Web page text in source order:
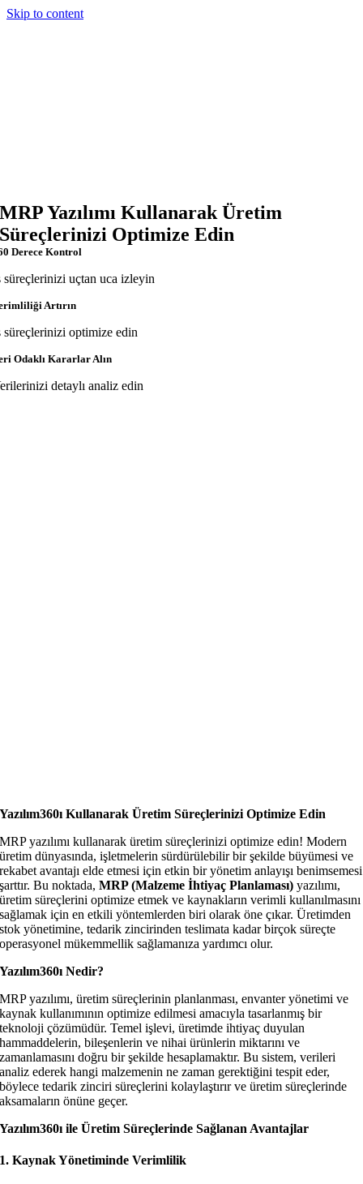
Skip to content
MRP Yazılımı Kullanarak Üretim
Süreçlerinizi Optimize Edin
Derece Kontrol
süreçlerinizi uçtan uca izleyin
Artırın
süreçlerinizi optimize edin
Odaklı Kararlar Alın
detaylı analiz edin
Yazılım360ı Kullanarak Üretim Süreçlerinizi Optimize Edin
MRP yazılımı kullanarak üretim süreçlerinizi optimize edin! Modern
üretim dünyasında, işletmelerin sürdürülebilir bir şekilde büyümesi ve
rekabet avantajı elde etmesi için etkin bir yönetim anlayışı benimsemesi
şarttır. Bu noktada,MRP (Malzeme İhtiyaç Planlaması) yazılımı,
üretim süreçlerini optimize etmek ve kaynakların verimli kullanılmasını
sağlamak için en etkili yöntemlerden biri olarak öne çıkar. Üretimden
stok yönetimine, tedarik zincirinden teslimata kadar birçok süreçte
operasyonel mükemmellik sağlamanıza yardımcı olur.
Yazılım360ı Nedir?
MRP yazılımı, üretim süreçlerinin planlanması, envanter yönetimi ve
kaynak kullanımının optimize edilmesi amacıyla tasarlanmış bir
teknoloji çözümüdür. Temel işlevi, üretimde ihtiyaç duyulan
hammaddelerin, bileşenlerin ve nihai ürünlerin miktarını ve
zamanlamasını doğru bir şekilde hesaplamaktır. Bu sistem, verileri
analiz ederek hangi malzemenin ne zaman gerektiğini tespit eder,
böylece tedarik zinciri süreçlerini kolaylaştırır ve üretim süreçlerinde
aksamaların önüne geçer.
Yazılım360ı ile Üretim Süreçlerinde Sağlanan Avantajlar
1. Kaynak Yönetiminde Verimlilik